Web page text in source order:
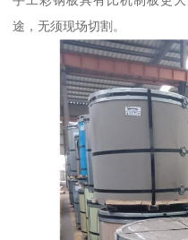
途，无须现场切割。